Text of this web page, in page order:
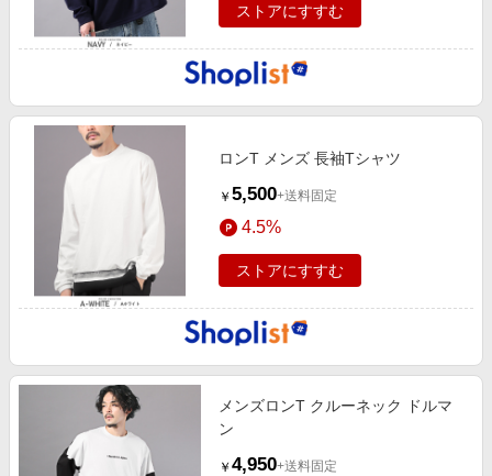
ストアにすすむ
ロンT メンズ 長袖Tシャツ
￥ 5,500+送料固定
4.5%
ストアにすすむ
メンズロンT クルーネック ドルマ
ン
￥ 4,950+送料固定